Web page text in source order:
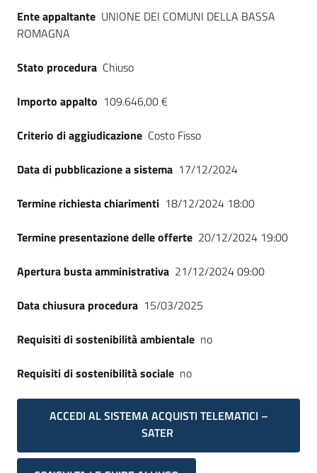
English
Seguici
su
Ente appaltante UNIONE DEI COMUNI DELLA BASSA
ROMAGNA
Stato procedura Chiuso
Importo appalto 109.646,00 €
Criterio di aggiudicazione Costo Fisso
Data di pubblicazione a sistema 17/12/2024
Termine richiesta chiarimenti 18/12/2024 18:00
Termine presentazione delle offerte 20/12/2024 19:00
Apertura busta amministrativa 21/12/2024 09:00
Data chiusura procedura 15/03/2025
Requisiti di sostenibilità ambientale no
Requisiti di sostenibilità sociale no
ACCEDI AL SISTEMA ACQUISTI TELEMATICI –
SATER